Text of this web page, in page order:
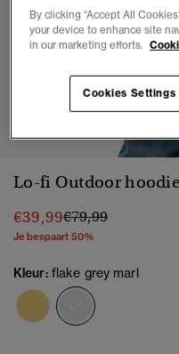
1 2
Lo-fi Outdoor
€39,99Prijs verlaagd van
€79,99naar
Je bespaart 50%
Kleur: flake grey marl
By clicking “Accept All
your device to enhance site
in our marketing efforts.
Cookies Settings